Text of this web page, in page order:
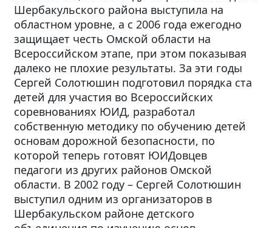
Шербакульского района выступила на
областном уровне, а с 2006 года ежегодно
защищает честь Омской области на
Всероссийском этапе, при этом показывая
далеко не плохие результаты. За эти годы
Сергей Солотюшин подготовил порядка ста
детей для участия во Всероссийских
соревнованиях ЮИД, разработал
собственную методику по обучению детей
основам дорожной безопасности, по
которой теперь готовят ЮИДовцев
педагоги из других районов Омской
области. В 2002 году – Сергей Солотюшин
выступил одним из организаторов в
Шербакульском районе детского